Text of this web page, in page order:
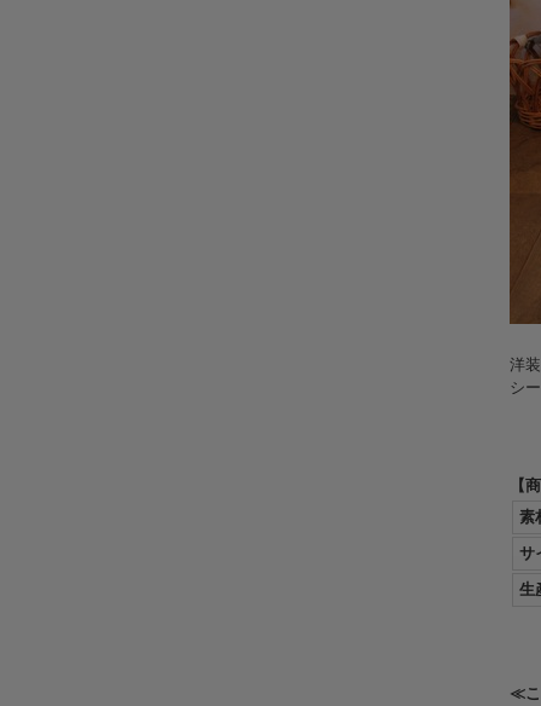
洋
シ
【
素
サ
生
≪こ